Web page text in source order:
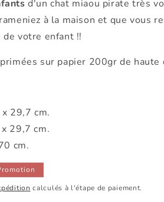
d'un chat miaou pirate très
à la maison et que vous
de votre enfant !!
sur papier 200gr de haute
29,7 cm.
29,7 cm.
cm.
calculés à l'étape de paiement.